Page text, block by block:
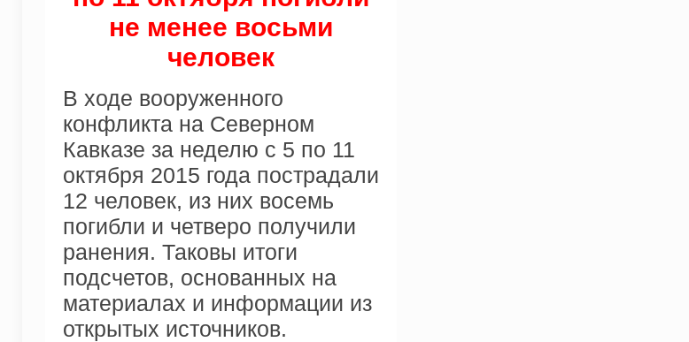
не менее восьми
человек
В ходе вооруженного
конфликта на Северном
Кавказе за неделю с 5 по 11
октября 2015 года пострадали
12 человек, из них восемь
погибли и четверо получили
ранения. Таковы итоги
подсчетов, основанных на
материалах и информации из
открытых источников.